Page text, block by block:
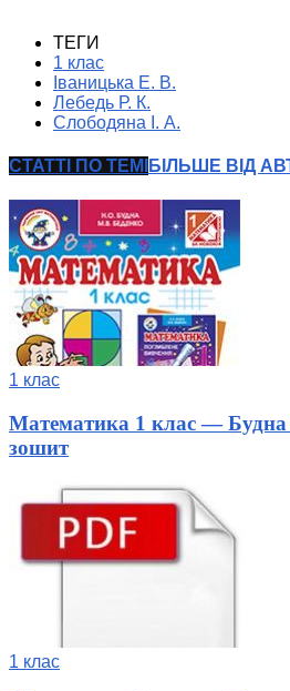
ТЕГИ
1 клас
Іваницька Е. В.
Лебедь Р. К.
Слободяна І. А.
СТАТТІ ПО ТЕМІ БІЛЬШЕ ВІД
1 клас
Математика 1 клас —
зошит
1 клас